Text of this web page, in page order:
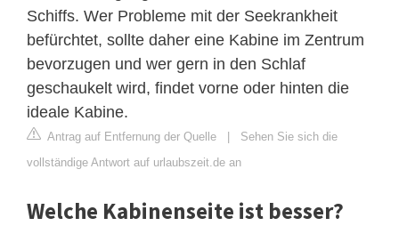
Schiffs. Wer Probleme mit der Seekrankheit
befürchtet, sollte daher eine Kabine im Zentrum
bevorzugen und wer gern in den Schlaf
geschaukelt wird, findet vorne oder hinten die
ideale Kabine.
Antrag auf Entfernung der Quelle | Sehen Sie sich die
vollständige Antwort auf urlaubszeit.de an
Welche Kabinenseite ist besser?